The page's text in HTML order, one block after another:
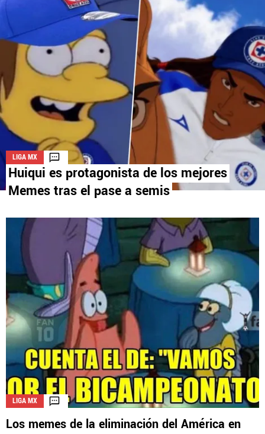
La aceptación de una de las ofertas presentadas en esta página
puede dar lugar a un pago a
Vamos Azul. Este pago puede influir en
cómo y dónde aparecen los operadores de juego en la página y en el
orden en que aparecen, pero no influye en nuestras evaluaciones.
LIGA MX
Huiqui es protagonista de los mejores
Memes tras el pase a semis
LIGA MX
Los memes de la eliminación del América en